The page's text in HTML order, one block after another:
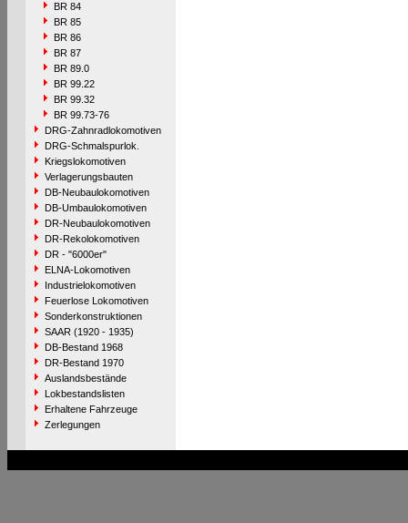
BR 84
BR 85
BR 86
BR 87
BR 89.0
BR 99.22
BR 99.32
BR 99.73-76
DRG-Zahnradlokomotiven
DRG-Schmalspurlok.
Kriegslokomotiven
Verlagerungsbauten
DB-Neubaulokomotiven
DB-Umbaulokomotiven
DR-Neubaulokomotiven
DR-Rekolokomotiven
DR - "6000er"
ELNA-Lokomotiven
Industrielokomotiven
Feuerlose Lokomotiven
Sonderkonstruktionen
SAAR (1920 - 1935)
DB-Bestand 1968
DR-Bestand 1970
Auslandsbestände
Lokbestandslisten
Erhaltene Fahrzeuge
Zerlegungen